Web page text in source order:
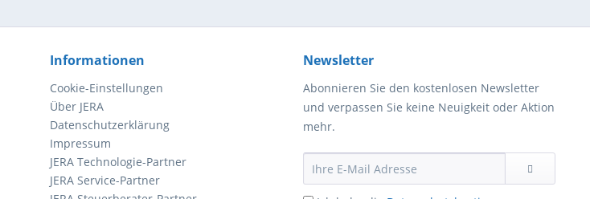
Informationen
Cookie-Einstellungen
Über JERA
Datenschutzerklärung
Impressum
JERA Technologie-Partner
JERA Service-Partner
Newsletter
Abonnieren Sie den kostenlosen Newsletter
und verpassen Sie keine Neuigkeit oder Aktion
mehr.